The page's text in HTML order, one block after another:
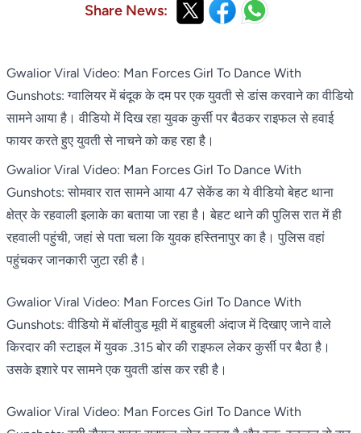
Share News:
Gwalior Viral Video: Man Forces Girl To Dance With
Gunshots: ग्वालियर में बंदूक के दम पर एक युवती से डांस करवाने का वीडियो
सामने आया है। वीडियो में दिख रहा युवक कुर्सी पर बैठकर राइफल से हवाई
फायर करते हुए युवती से नाचने को कह रहा है।
Gwalior Viral Video: Man Forces Girl To Dance With
Gunshots: सोमवार रात सामने आया 47 सेकेंड का ये वीडियो बेहट थाना
क्षेत्र के रहवाली इलाके का बताया जा रहा है। बेहट थाने की पुलिस रात में ही
रहवाली पहुंची, जहां से पता चला कि युवक हस्तिनापुर का है। पुलिस वहां
पहुंचकर जानकारी जुटा रही है।
Gwalior Viral Video: Man Forces Girl To Dance With
Gunshots: वीडियो में बॉलीवुड मूवी में बाहुबली अंदाज में दिखाए जाने वाले
किरदार की स्टाइल में युवक .315 बोर की राइफल लेकर कुर्सी पर बैठा है।
उसके इशारे पर सामने एक युवती डांस कर रही है।
Gwalior Viral Video: Man Forces Girl To Dance With